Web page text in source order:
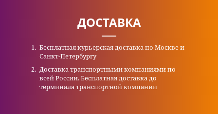
ДОСТАВКА
Бесплатная курьерская доставка по Москве и
Санкт-Петербургу
Доставка транспортными компаниями по
всей России. Бесплатная доставка до
терминала транспортной компании